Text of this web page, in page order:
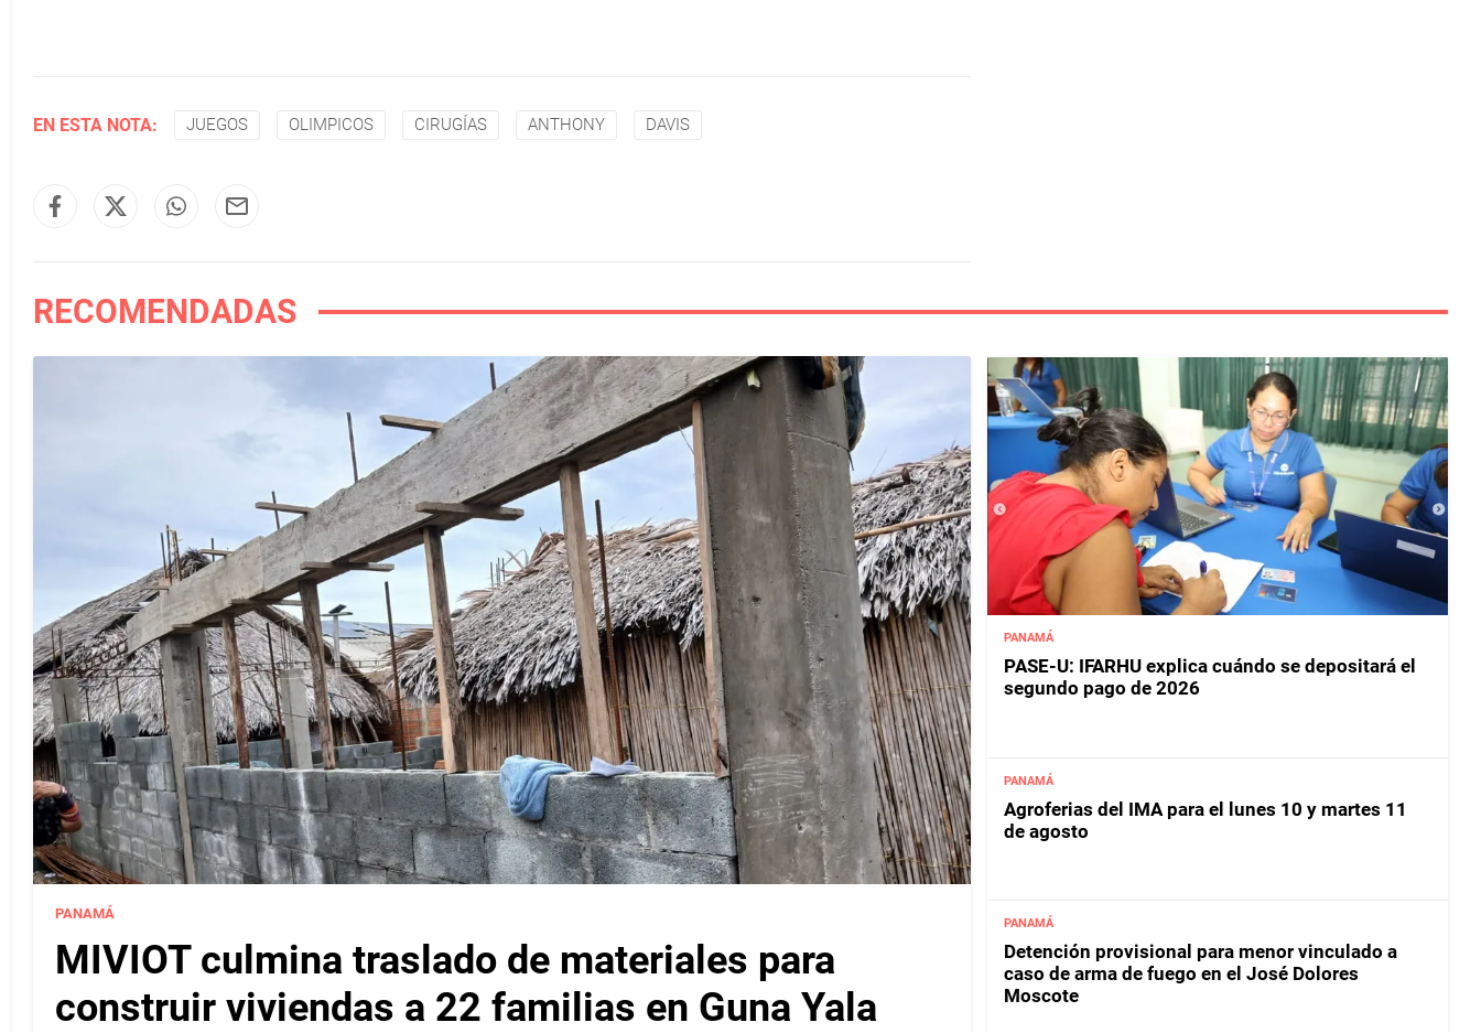
EN ESTA NOTA: JUEGOS OLIMPICOS CIRUGÍAS ANTHONY DAVIS
RECOMENDADAS
PANAMÁ
MIVIOT culmina traslado de materiales para
construir viviendas a 22 familias en Guna Yala
PANAMÁ
PASE-U: IFARHU explica cuándo se depositará el
segundo pago de 2026
PANAMÁ
Agroferias del IMA para el lunes 10 y martes 11
de agosto
PANAMÁ
Detención provisional para menor vinculado a
caso de arma de fuego en el José Dolores
Moscote